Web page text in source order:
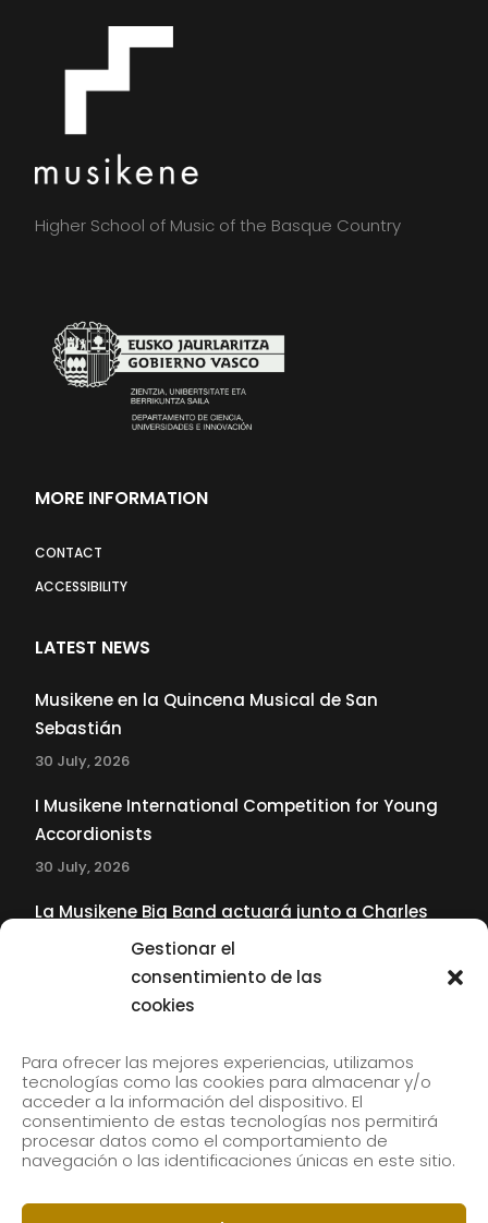
Gestionar el
consentimiento de las
cookies
Para ofrecer las mejores experiencias, utilizamos
tecnologías como las cookies para almacenar y/o
acceder a la información del dispositivo. El
consentimiento de estas tecnologías nos permitirá
procesar datos como el comportamiento de
navegación o las identificaciones únicas en este sitio.
Higher School of Music of the Basque Country
MORE INFORMATION
CONTACT
ACCESSIBILITY
LATEST NEWS
Musikene en la Quincena Musical de San
Sebastián
30 July, 2026
I Musikene International Competition for Young
Accordionists
30 July, 2026
La Musikene Big Band actuará junto a Charles
Tolliver en el 61 Jazzaldia
Subscribe to our newsletter to receive our news by
email.